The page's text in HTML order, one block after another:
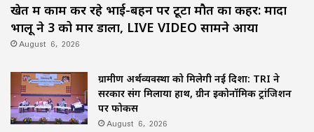
खेत में काम कर रहे भाई-बहन पर टूटा मौत का कहर: मादा
भालू ने 3 को मार डाला, LIVE VIDEO सामने आया
August 6, 2026
ग्रामीण अर्थव्यवस्था को मिलेगी नई दिशा: TRI ने
सरकार संग मिलाया हाथ, ग्रीन इकोनॉमिक ट्रांजिशन
पर फोकस
August 6, 2026